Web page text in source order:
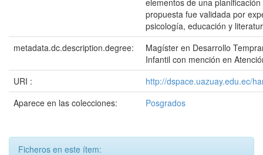
elementos de una
propuesta fue validada por
psicología, educación y
metadata.dc.description.degree:
Magíster en Desarrollo
Infantil con mención en
URI :
http://dspace.uazuay.edu.ec/
Aparece en las colecciones:
Posgrados
Ficheros en este ítem: